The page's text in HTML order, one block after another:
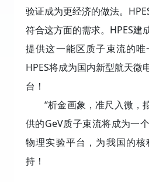
验证成为更经济的做法。
符合这方面的需求。HPES建
提供这一能区质子束流的唯
HPES将成为国内新型航天微
台！
“析金画象，准尺入微，
供的GeV质子束流将成为一
物理实验平台，为我国的
持！